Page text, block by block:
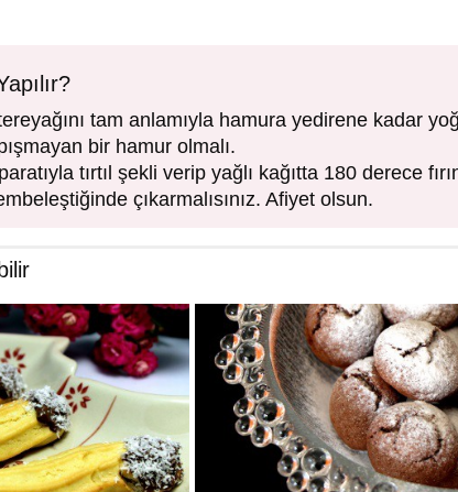
tam anlamıyla hamura yedirene kadar
bir hamur olmalı.
tırtıl şekli verip yağlı kağıtta 180 derece
çıkarmalısınız. Afiyet olsun.